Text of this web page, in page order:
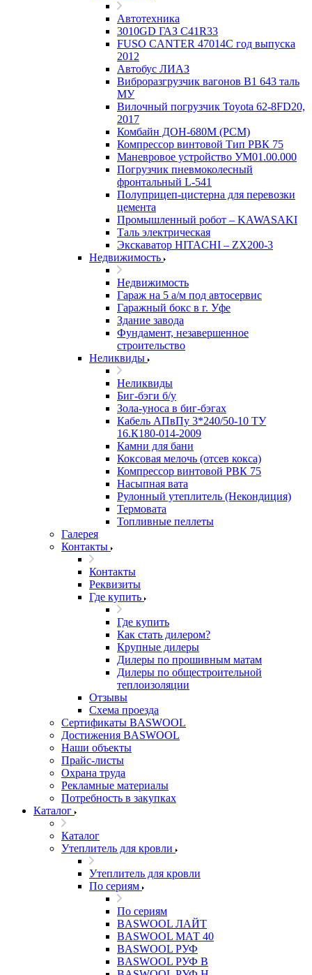
Автотехника
3010GD ГАЗ С41R33
FUSO CANTER 47014C год выпуска
2012
Автобус ЛИАЗ
Виброразгрузчик вагонов В1 643 таль
МУ
Вилочный погрузчик Toyota 62-8FD20,
2017
Комбайн ДОН-680М (РСМ)
Компрессор винтовой Тип РВК 75
Маневровое устройство УМ01.00.000
Погрузчик пневмоколесный
фронтальный L-541
Полуприцеп-цистерна для перевозки
цемента
Промышленный робот – KAWASAKI
Таль электрическая
Экскаватор HITACHI – ZX200-3
Недвижимость
Недвижимость
Гараж на 5 а/м под автосервис
Гаражный бокс в г. Уфе
Здание завода
Фундамент, незавершенное
строительство
Неликвиды
Неликвиды
Биг-бэги б/у
Зола-уноса в биг-бэгах
Кабель АПвПу 3*240/50-10 ТУ
16.К180-014-2009
Камни для бани
Коксовая мелочь (отсев кокса)
Компрессор винтовой РВК 75
Насыпная вата
Рулонный утеплитель (Некондиция)
Термовата
Топливные пеллеты
Галерея
Контакты
Контакты
Реквизиты
Где купить
Где купить
Как стать дилером?
Крупные дилеры
Дилеры по прошивным матам
Дилеры по общестроительной
теплоизоляции
Отзывы
Схема проезда
Сертификаты BASWOOL
Достижения BASWOOL
Наши объекты
Прайс-листы
Охрана труда
Рекламные материалы
Потребность в закупках
Каталог
Каталог
Утеплитель для кровли
Утеплитель для кровли
По сериям
По сериям
BASWOOL ЛАЙТ
BASWOOL МАТ 40
BASWOOL РУФ
BASWOOL РУФ В